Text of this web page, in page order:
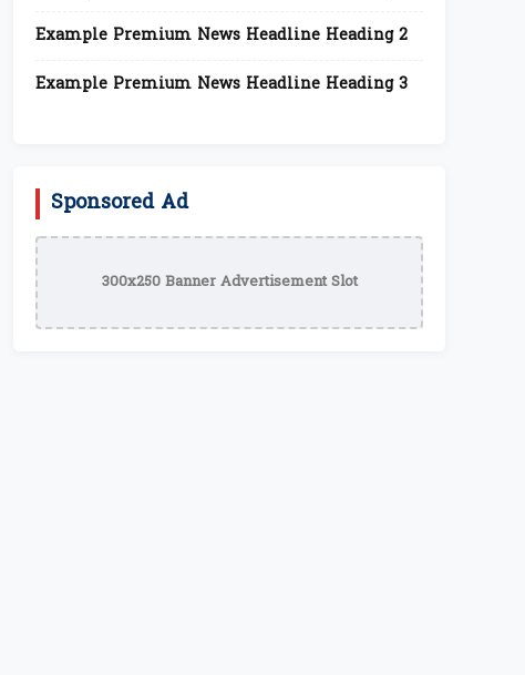
Example Premium News Headline Heading 2
Example Premium News Headline Heading 3
Sponsored Ad
300x250 Banner Advertisement Slot